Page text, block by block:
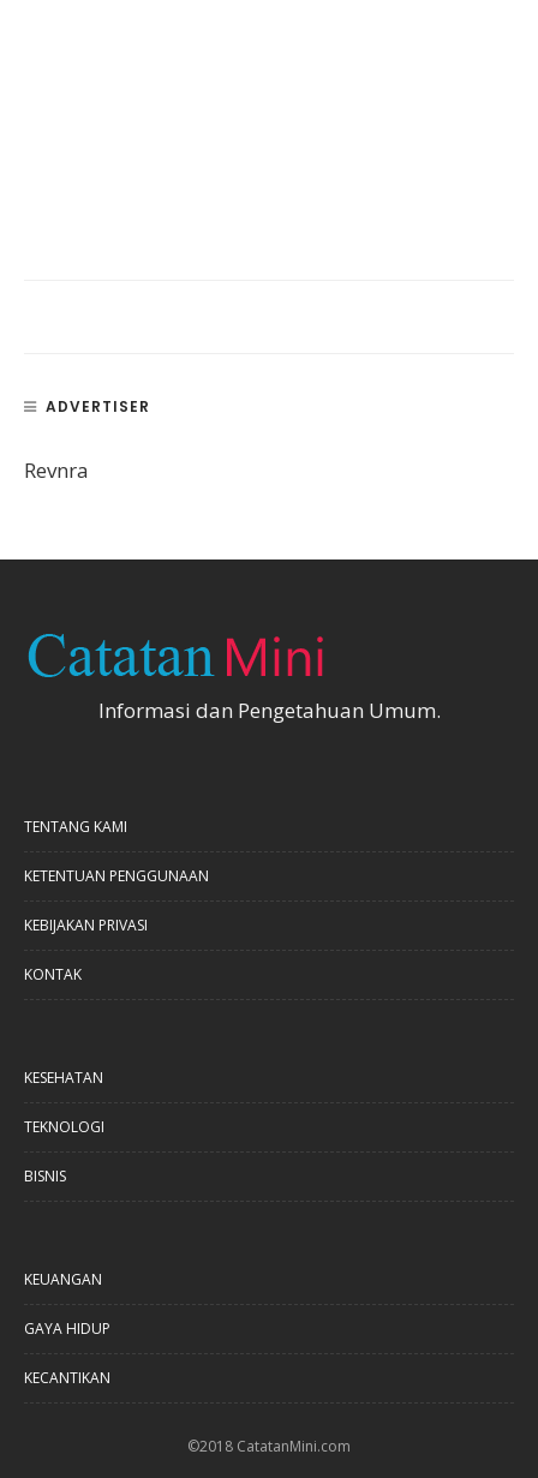
ADVERTISER
Revnra
Informasi dan Pengetahuan Umum.
TENTANG KAMI
KETENTUAN PENGGUNAAN
KEBIJAKAN PRIVASI
KONTAK
KESEHATAN
TEKNOLOGI
BISNIS
KEUANGAN
GAYA HIDUP
KECANTIKAN
©2018 CatatanMini.com